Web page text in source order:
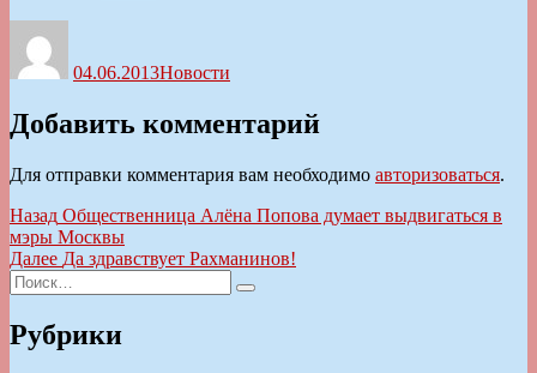
04.06.2013Новости
Добавить комментарий
Для отправки комментария вам необходимо авторизоваться.
Навигация
по
записям
Назад Предыдущая
запись:
Общественница Алёна Попова думает выдвигаться в
мэры Москвы
Далее Следующая
Да здравствует Рахманинов!
Искать:
Поиск
Рубрики